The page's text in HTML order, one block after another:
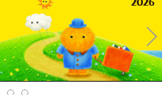
Ne
xt